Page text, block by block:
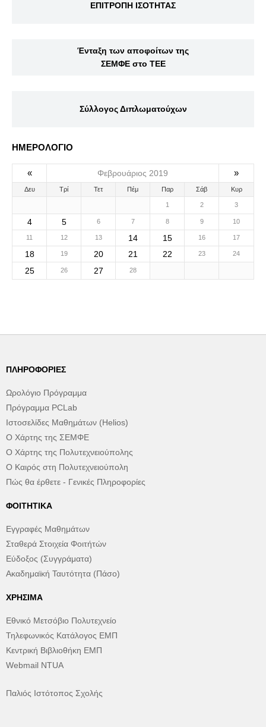
ΕΠΙΤΡΟΠΗ ΙΣΟΤΗΤΑΣ
Ένταξη των αποφοίτων της
ΣΕΜΦΕ στο ΤΕΕ
Σύλλογος Διπλωματούχων
ΗΜΕΡΟΛΟΓΙΟ
« Φεβρουάριος 2019 »
Δευ Τρί Τετ Πέμ Παρ Σάβ Κυρ
1 2 3
4 5 6 7 8 9 10
11 12 13 14 15 16 17
18 19 20 21 22 23 24
25 26 27 28
ΠΛΗΡΟΦΟΡΊΕΣ
Ωρολόγιο Πρόγραμμα
Πρόγραμμα PCLab
Ιστοσελίδες Μαθημάτων (Helios)
Ο Χάρτης της ΣΕΜΦΕ
Ο Χάρτης της Πολυτεχνειούπολης
Ο Καιρός στη Πολυτεχνειούπολη
Πώς θα έρθετε - Γενικές Πληροφορίες
ΦΟΙΤΗΤΙΚΆ
Εγγραφές Μαθημάτων
Σταθερά Στοιχεία Φοιτήτών
Εύδοξος (Συγγράματα)
Ακαδημαϊκή Ταυτότητα (Πάσο)
ΧΡΉΣΙΜΑ
Εθνικό Μετσόβιο Πολυτεχνείο
Τηλεφωνικός Κατάλογος ΕΜΠ
Κεντρική Βιβλιοθήκη ΕΜΠ
Webmail NTUA
Παλιός Ιστότοπος Σχολής